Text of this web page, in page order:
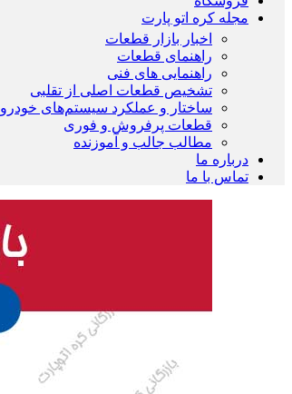
مجله کره اتو پارت
اخبار بازار قطعات
راهنمای قطعات
راهنمایی های فنی
تشخیص قطعات اصلی از تقلبی
ساختار و عملکرد سیستم‌های خودرو
قطعات پرفروش و فوری
مطالب جالب و آموزنده
درباره ما
تماس با ما